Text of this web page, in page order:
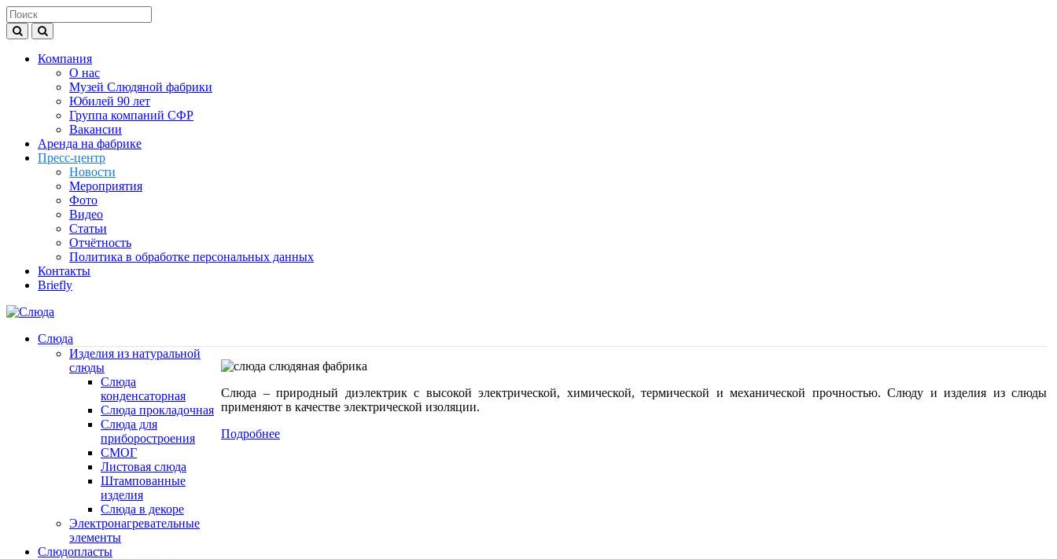
Компания
О нас
Музей Слюдяной фабрики
Юбилей 90 лет
Группа компаний СФР
Вакансии
Аренда на фабрике
Пресс-центр
Новости
Мероприятия
Фото
Видео
Статьи
Отчётность
Политика в обработке персональных данных
Контакты
Briefly
Слюда
Изделия из натуральной
слюды
Слюда
конденсаторная
Слюда прокладочная
Cлюда для
приборостроения
СМОГ
Листовая слюда
Штампованные
изделия
Слюда в декоре
Электронагревательные
элементы
Слюда – природный диэлектрик с высокой электрической, химической, термической и механической прочностью. Слюду и изделия из слюды
применяют в качестве электрической изоляции.
Подробнее
Слюдопласты